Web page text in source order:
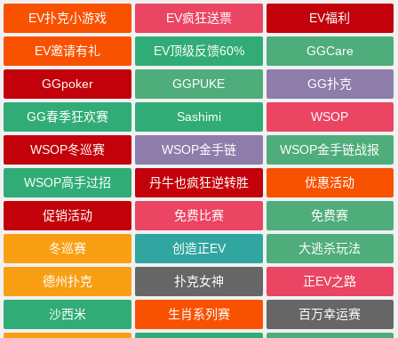
EV扑克小游戏 EV疯狂送票 EV福利
EV邀请有礼 EV顶级反馈60% GGCare
GGpoker GGPUKE GG扑克
GG春季狂欢赛 Sashimi WSOP
WSOP冬巡赛 WSOP金手链 WSOP金手链战报
WSOP高手过招 丹牛也疯狂逆转胜 优惠活动
促销活动 免费比赛 免费赛
冬巡赛 创造正EV 大逃杀玩法
德州扑克 扑克女神 正EV之路
沙西米 生肖系列赛 百万幸运赛